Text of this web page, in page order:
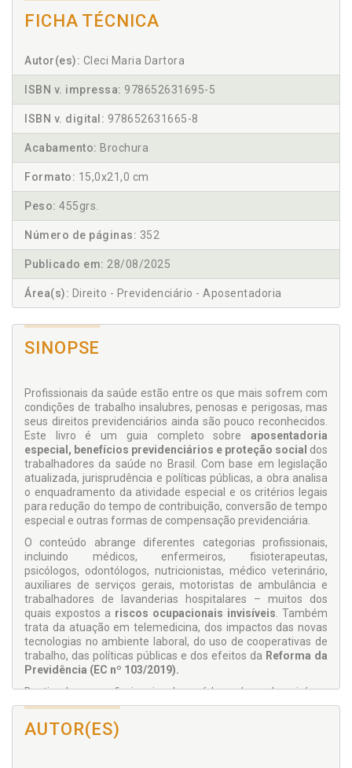
FICHA TÉCNICA
Autor(es): Cleci Maria Dartora
ISBN v. impressa: 978652631695-5
ISBN v. digital: 978652631665-8
Acabamento: Brochura
Formato: 15,0x21,0 cm
Peso: 455grs.
Número de páginas: 352
Publicado em: 28/08/2025
Área(s): Direito - Previdenciário - Aposentadoria
SINOPSE
Profissionais da saúde estão entre os que mais sofrem com
condições de trabalho insalubres, penosas e perigosas, mas
seus direitos previdenciários ainda são pouco reconhecidos.
Este livro é um guia completo sobre aposentadoria
especial, benefícios previdenciários e proteção social dos
trabalhadores da saúde no Brasil. Com base em legislação
atualizada, jurisprudência e políticas públicas, a obra analisa
o enquadramento da atividade especial e os critérios legais
para redução do tempo de contribuição, conversão de tempo
especial e outras formas de compensação previdenciária.
O conteúdo abrange diferentes categorias profissionais,
incluindo médicos, enfermeiros, fisioterapeutas,
psicólogos, odontólogos, nutricionistas, médico veterinário,
auxiliares de serviços gerais, motoristas de ambulância e
trabalhadores de lavanderias hospitalares – muitos dos
quais expostos a riscos ocupacionais invisíveis. Também
trata da atuação em telemedicina, dos impactos das novas
tecnologias no ambiente laboral, do uso de cooperativas de
trabalho, das políticas públicas e dos efeitos da Reforma da
Previdência (EC nº 103/2019).
Destinado a profissionais da saúde, advogados, juízes,
procuradores, contadores, gestores públicos e estudiosos do
direito previdenciário. É uma ferramenta prática e atual para
o reconhecimento e a garantia de direitos. Um livro essencial
AUTOR(ES)